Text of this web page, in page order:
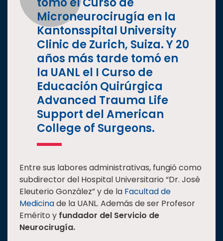
Microneurocirugía en la
Kantonsspital University
Clinic de Zurich, Suiza. Y 20
años más tarde tomó en
la UANL el I Curso de
Educación Quirúrgica
Advanced Trauma Life
Support del American
College of Surgeons.
Entre sus labores administrativas, fungió como
subdirector del Hospital Universitario “Dr. José
Eleuterio González” y de la Facultad de
Medicinade la UANL. Además de ser Profesor
Emérito y fundador del Servicio de
Neurocirugía.